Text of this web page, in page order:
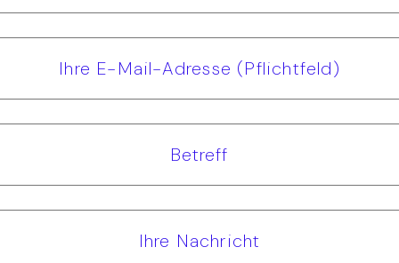
Ihre E-Mail-Adresse (Pflichtfeld)
Betreff
Ihre Nachricht